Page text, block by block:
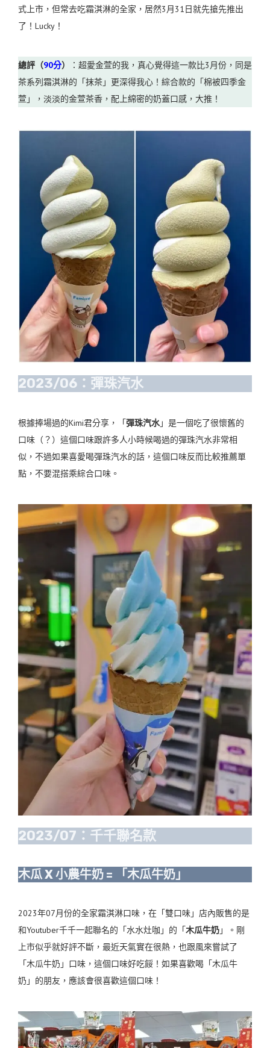
式上市，但常去吃霜淇淋的全家，居然3月31日就先搶先推出
了！Lucky！
總評（90分）
：超愛金萱的我，真心覺得這一款比3月份，同是
茶系列霜淇淋的「抹茶」更深得我心！綜合款的「棉被四季金
萱」，淡淡的金萱茶香，配上綿密的奶蓋口感，大推！
2023/06：彈珠汽水
根據捧場過的Kimi君分享，「彈珠汽水」是一個吃了很懷舊的
口味（？）這個口味跟許多人小時候喝過的彈珠汽水非常相
似，不過如果喜愛喝彈珠汽水的話，這個口味反而比較推薦單
點，不要混搭乘綜合口味。
2023/07：千千聯名款
木瓜 X 小農牛奶 = 「木瓜牛奶」
2023年07月份的全家霜淇淋口味，在「雙口味」店內販售的是
和Youtuber千千一起聯名的「水水灶咖」的「木瓜牛奶」。剛
上市似乎就好評不斷，最近天氣實在很熱，也跟風來嘗試了
「木瓜牛奶」口味，這個口味好吃餒！如果喜歡喝「木瓜牛
奶」的朋友，應該會很喜歡這個口味！